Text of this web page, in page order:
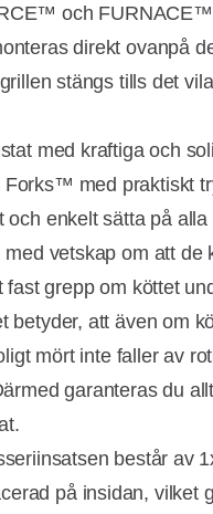
och
direkt ovanpå
stängs tills det
med kraftiga och
Forks™ med praktiskt
enkelt sätta på alla
vetskap om att de
fast grepp om köttet
betyder, att även om
mört inte faller av
garanteras du
består av
på insidan, vilket